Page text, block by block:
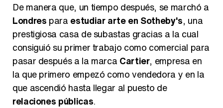
De manera que, un tiempo después, se marchó a
Londres para estudiar arte en Sotheby's, una
prestigiosa casa de subastas gracias a la cual
consiguió su primer trabajo como comercial para
pasar después a la marca Cartier, empresa en
la que primero empezó como vendedora y en la
que ascendió hasta llegar al puesto de
relaciones públicas.